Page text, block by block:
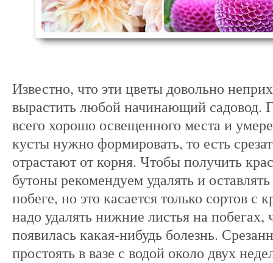
Известно, что эти цветы довольно
вырастить любой начинающий садовод.
всего хорошо освещенного места и
кусты нужно формировать, то есть
отрастают от корня. Чтобы получить
бутоны рекомендуем удалять и
побеге, но это касается только сортов
надо удалять нижние листья на побегах,
появилась какая-нибудь болезнь.
простоять в вазе с водой около двух